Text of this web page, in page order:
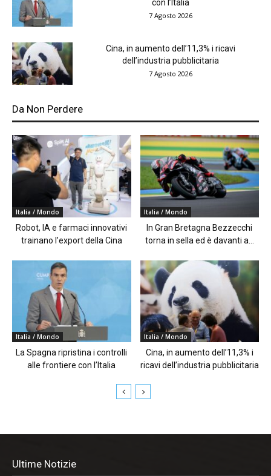
con l’Italia
7 Agosto 2026
Cina, in aumento dell’11,3% i ricavi
dell’industria pubblicitaria
7 Agosto 2026
Da Non Perdere
Italia / Mondo
Robot, IA e farmaci innovativi
trainano l’export della Cina
Italia / Mondo
In Gran Bretagna Bezzecchi
torna in sella ed è davanti a...
Italia / Mondo
La Spagna ripristina i controlli
alle frontiere con l’Italia
Italia / Mondo
Cina, in aumento dell’11,3% i
ricavi dell’industria pubblicitaria
Ultime Notizie